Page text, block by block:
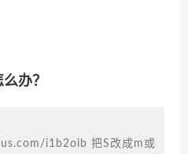
办？
i1b2oib 把S改成m或